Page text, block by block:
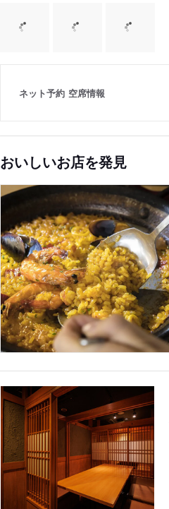
ネット予約 空席情報
おいしいお店を発見